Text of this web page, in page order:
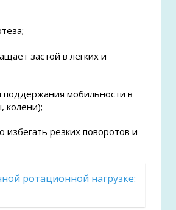
застой в лёгких и
мобильности в
колени);
резких поворотов и
ротационной нагрузке: